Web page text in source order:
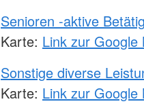
Senioren -aktive
Karte: Link zur Google
Sonstige diverse
Karte: Link zur Google